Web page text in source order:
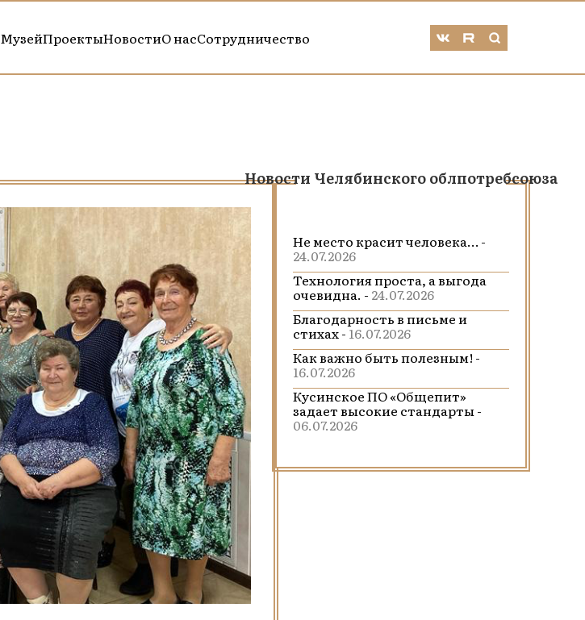
МузейПроектыНовостиО насСотрудничество
Новости Челябинского облпотребсоюза
Не место красит человека… -
24.07.2026
Технология проста, а выгода
очевидна. - 24.07.2026
Благодарность в письме и
стихах -16.07.2026
Как важно быть полезным! -
16.07.2026
Кусинское ПО «Общепит»
задает высокие стандарты -
06.07.2026